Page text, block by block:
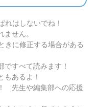
はしないでね！
せん。
に修正する場合がある
すべて読みます！
あるよ！
先生や編集部への応援